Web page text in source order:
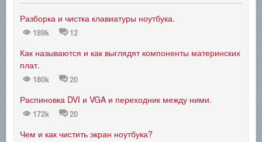
Разборка и чистка клавиатуры ноутбука.
189k 12
Как называются и как выглядят компоненты материнских
плат.
180k 20
Распиновка DVI и VGA и переходник между ними.
172k 20
Чем и как чистить экран ноутбука?